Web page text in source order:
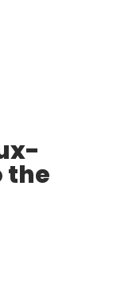
the